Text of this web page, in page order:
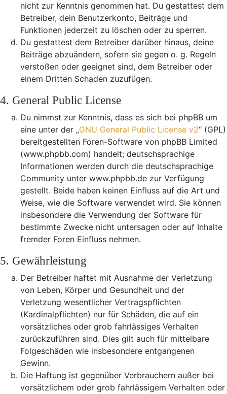
nicht zur Kenntnis genommen hat. Du gestattest dem
Betreiber, dein Benutzerkonto, Beiträge und
Funktionen jederzeit zu löschen oder zu sperren.
Du gestattest dem Betreiber darüber hinaus, deine
Beiträge abzuändern, sofern sie gegen o. g. Regeln
verstoßen oder geeignet sind, dem Betreiber oder
einem Dritten Schaden zuzufügen.
4. General Public License
Du nimmst zur Kenntnis, dass es sich bei phpBB um
eine unter der „GNU General Public License v2“ (GPL)
bereitgestellten Foren-Software von phpBB Limited
(www.phpbb.com) handelt; deutschsprachige
Informationen werden durch die deutschsprachige
Community unter www.phpbb.de zur Verfügung
gestellt. Beide haben keinen Einfluss auf die Art und
Weise, wie die Software verwendet wird. Sie können
insbesondere die Verwendung der Software für
bestimmte Zwecke nicht untersagen oder auf Inhalte
fremder Foren Einfluss nehmen.
5. Gewährleistung
Der Betreiber haftet mit Ausnahme der Verletzung
von Leben, Körper und Gesundheit und der
Verletzung wesentlicher Vertragspflichten
(Kardinalpflichten) nur für Schäden, die auf ein
vorsätzliches oder grob fahrlässiges Verhalten
zurückzuführen sind. Dies gilt auch für mittelbare
Folgeschäden wie insbesondere entgangenen
Gewinn.
Die Haftung ist gegenüber Verbrauchern außer bei
vorsätzlichem oder grob fahrlässigem Verhalten oder